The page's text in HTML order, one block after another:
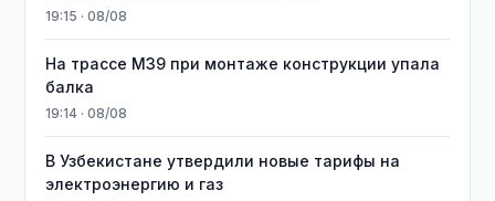
19:15 · 08/08
На трассе M39 при монтаже конструкции упала
балка
19:14 · 08/08
В Узбекистане утвердили новые тарифы на
электроэнергию и газ